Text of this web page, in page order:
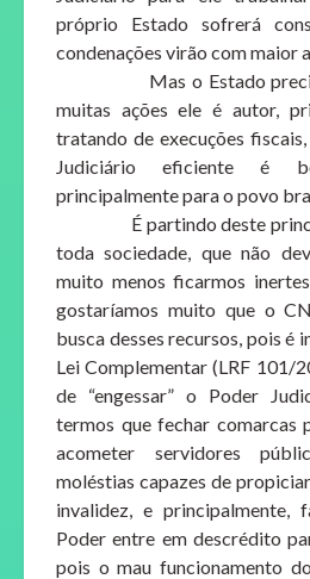
próprio Estado sofrerá
condenações virão com maior
Mas o Estado precisa
muitas ações ele é autor,
tratando de execuções
Judiciário eficiente é
principalmente para o povo
É partindo deste
toda sociedade, que não
muito menos ficarmos
gostaríamos muito que o
busca desses recursos, pois é
Lei Complementar (LRF 101/
de “engessar” o Poder
termos que fechar comarcas
acometer servidores
moléstias capazes de
invalidez, e principalmente,
Poder entre em descrédito
pois o mau funcionamento